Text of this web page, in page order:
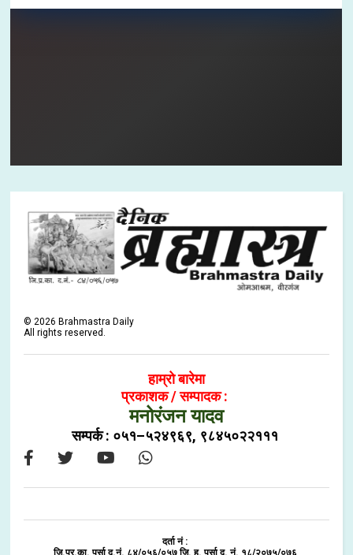
©2026 Brahmastra Daily
All rights reserved.
हाम्रो बारेमा
प्रकाशक / सम्पादक :
मनोरंजन यादव
सम्पर्क : ०५१–५२४९६९, ९८४५०२२१११
दर्ता नं :